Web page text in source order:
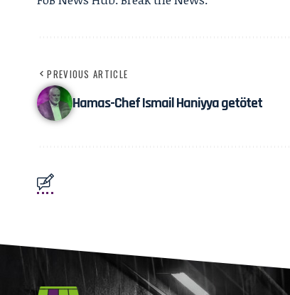
PREVIOUS ARTICLE
Hamas-Chef Ismail Haniyya getötet